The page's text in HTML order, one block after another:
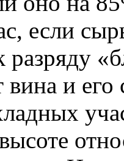
если
разряду
вина и